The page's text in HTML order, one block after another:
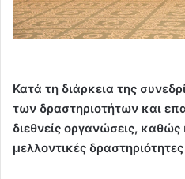
Κατά τη διάρκεια της
των δραστηριοτήτων και
διεθνείς οργανώσεις, καθώς
μελλοντικές